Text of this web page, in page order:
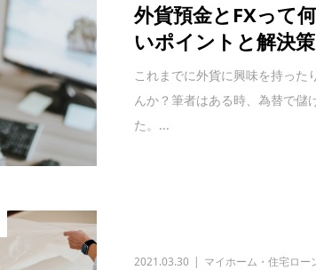
外貨預金とFXって
いポイントと解決策
これまでに外貨に興味を持った
んか？筆者はある時、為替で儲
た。...
2021.03.30 マイホーム・住宅ロー